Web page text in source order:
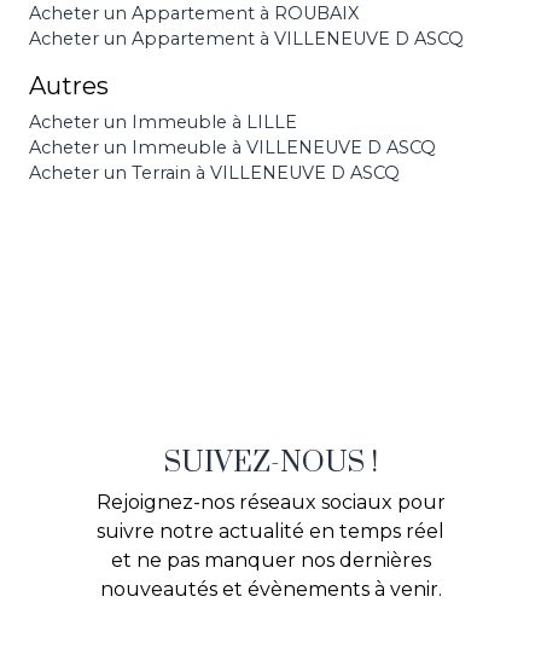
Acheter un Appartement à ROUBAIX
Acheter un Appartement à VILLENEUVE D ASCQ
Autres
Acheter un Immeuble à LILLE
Acheter un Immeuble à VILLENEUVE D ASCQ
Acheter un Terrain à VILLENEUVE D ASCQ
SUIVEZ-NOUS !
Rejoignez-nos réseaux sociaux pour
suivre notre actualité en temps réel
et ne pas manquer nos dernières
nouveautés et évènements à venir.